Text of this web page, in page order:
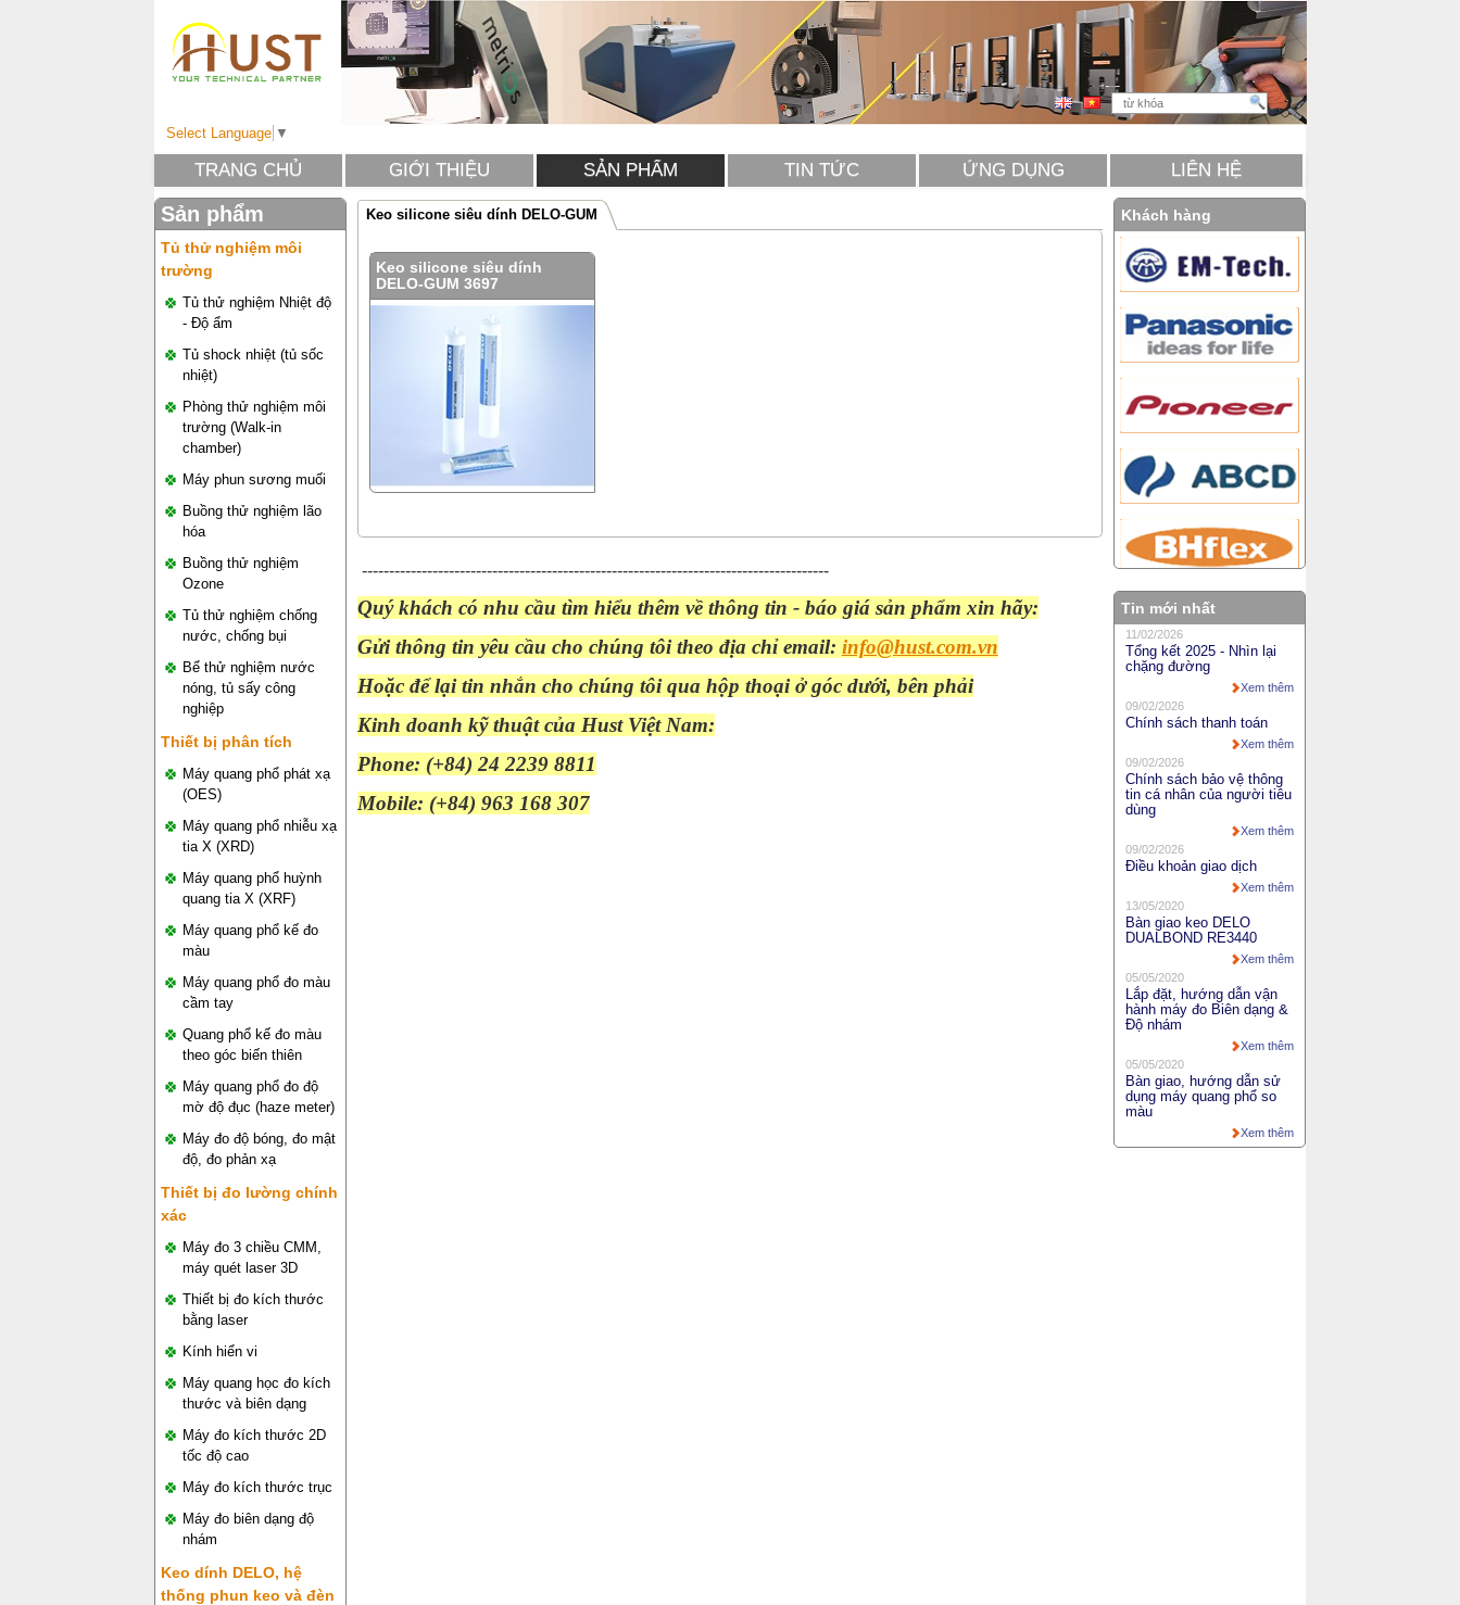
Select Language ▼
TRANG CHỦ GIỚI THIỆU SẢN PHẨM TIN TỨC ỨNG DỤNG LIÊN HỆ
Sản phẩm
Tủ thử nghiệm môi
trường
Tủ thử nghiệm Nhiệt độ
- Độ ẩm
Tủ shock nhiệt (tủ sốc
nhiệt)
Phòng thử nghiệm môi
trường (Walk-in
chamber)
Máy phun sương muối
Buồng thử nghiệm lão
hóa
Buồng thử nghiệm
Ozone
Tủ thử nghiệm chống
nước, chống bụi
Bể thử nghiệm nước
nóng, tủ sấy công
nghiệp
Thiết bị phân tích
Máy quang phổ phát xạ
(OES)
Máy quang phổ nhiễu xạ
tia X (XRD)
Máy quang phổ huỳnh
quang tia X (XRF)
Máy quang phổ kế đo
màu
Máy quang phổ đo màu
cầm tay
Quang phổ kế đo màu
theo góc biến thiên
Máy quang phổ đo độ
mờ độ đục (haze meter)
Máy đo độ bóng, đo mật
độ, đo phản xạ
Thiết bị đo lường chính
xác
Máy đo 3 chiều CMM,
máy quét laser 3D
Thiết bị đo kích thước
bằng laser
Kính hiển vi
Máy quang học đo kích
thước và biên dạng
Máy đo kích thước 2D
tốc độ cao
Máy đo kích thước trục
Máy đo biên dạng độ
nhám
Keo dính DELO, hệ
thống phun keo và đèn
Keo silicone siêu dính DELO-GUM
Keo silicone siêu dính
DELO-GUM 3697
--------------------------------------------------------------------------------------
Quý khách có nhu cầu tìm hiểu thêm về thông tin - báo giá sản phẩm xin hãy:
Gửi thông tin yêu cầu cho chúng tôi theo địa chỉ email: info@hust.com.vn
Hoặc để lại tin nhắn cho chúng tôi qua hộp thoại ở góc dưới, bên phải
Kinh doanh kỹ thuật của Hust Việt Nam:
Phone: (+84) 24 2239 8811
Mobile: (+84) 963 168 307
Khách hàng
Tin mới nhất
11/02/2026
Tổng kết 2025 - Nhìn lại
chặng đường
Xem thêm
09/02/2026
Chính sách thanh toán
Xem thêm
09/02/2026
Chính sách bảo vệ thông
tin cá nhân của người tiêu
dùng
Xem thêm
09/02/2026
Điều khoản giao dịch
Xem thêm
13/05/2020
Bàn giao keo DELO
DUALBOND RE3440
Xem thêm
05/05/2020
Lắp đặt, hướng dẫn vận
hành máy đo Biên dạng &
Độ nhám
Xem thêm
05/05/2020
Bàn giao, hướng dẫn sử
dụng máy quang phổ so
màu
Xem thêm